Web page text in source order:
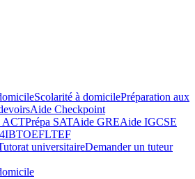
Scolarité à domicilePréparation aux
Aide Checkpoint
ACTPrépa SATAide GREAide IGCSE
IBTOEFLTEF
universitaireDemander un tuteur